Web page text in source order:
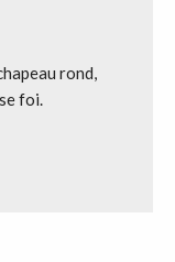
rond,
foi.